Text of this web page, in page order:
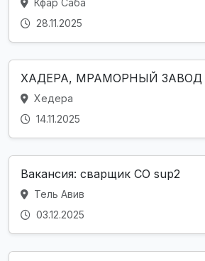
Кфар Саба
28.11.2025
ХАДЕРА, МРАМОРНЫЙ ЗАВОД
Хедера
14.11.2025
Вакансия: сварщик CO sup2
Тель Авив
03.12.2025